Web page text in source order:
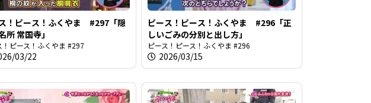
！ピース！ふくやま #297「隠
所 常国寺」
！ピース！ふくやま #297
03/22
ピース！ピース！ふくやま #296「正
しいごみの分別と出し方」
ピース！ピース！ふくやま #296
2026/03/15